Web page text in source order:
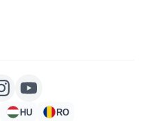
HU RO